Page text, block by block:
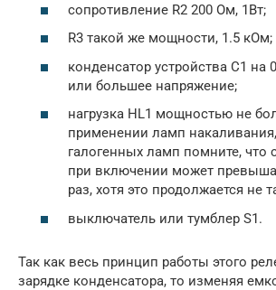
сопротивление R2 200 Ом, 1Вт;
R3 такой же мощности, 1.5 кОм;
конденсатор устройства С1 на
или большее напряжение;
нагрузка HL1 мощностью не
применении ламп
галогенных ламп помните, что
при включении может
раз, хотя это продолжается не
выключатель или тумблер S1.
Так как весь принцип работы этого
зарядке конденсатора, то изменяя